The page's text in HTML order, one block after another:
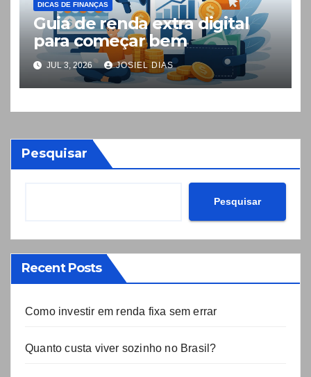
DICAS DE FINANÇAS
Guia de renda extra digital
para começar bem
JUL 3, 2026 JOSIEL DIAS
Pesquisar
Pesquisar
Recent Posts
Como investir em renda fixa sem errar
Quanto custa viver sozinho no Brasil?